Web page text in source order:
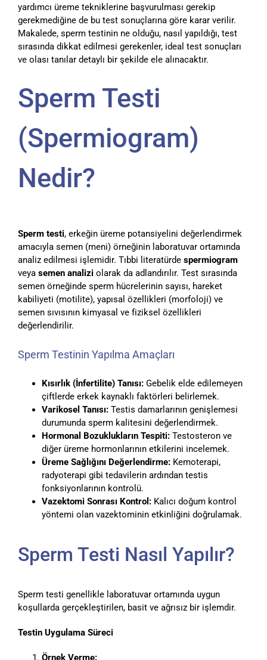
yardımcı üreme tekniklerine başvurulması gerekip
gerekmediğine de bu test sonuçlarına göre karar verilir.
Makalede, sperm testinin ne olduğu, nasıl yapıldığı, test
sırasında dikkat edilmesi gerekenler, ideal test sonuçları
ve olası tanılar detaylı bir şekilde ele alınacaktır.
Sperm Testi
(Spermiogram)
Nedir?
Sperm testi, erkeğin üreme potansiyelini değerlendirmek
amacıyla semen (meni) örneğinin laboratuvar ortamında
analiz edilmesi işlemidir. Tıbbi literatürde spermiogram
veya semen analizi olarak da adlandırılır. Test sırasında
semen örneğinde sperm hücrelerinin sayısı, hareket
kabiliyeti (motilite), yapısal özellikleri (morfoloji) ve
semen sıvısının kimyasal ve fiziksel özellikleri
değerlendirilir.
Sperm Testinin Yapılma Amaçları
Kısırlık (İnfertilite) Tanısı:Gebelik elde edilemeyen
çiftlerde erkek kaynaklı faktörleri belirlemek.
Varikosel Tanısı:Testis damarlarının genişlemesi
durumunda sperm kalitesini değerlendirmek.
Hormonal Bozuklukların Tespiti:Testosteron ve
diğer üreme hormonlarının etkilerini incelemek.
Üreme Sağlığını Değerlendirme:Kemoterapi,
radyoterapi gibi tedavilerin ardından testis
fonksiyonlarının kontrolü.
Vazektomi Sonrası Kontrol:Kalıcı doğum kontrol
yöntemi olan vazektominin etkinliğini doğrulamak.
Sperm Testi Nasıl Yapılır?
Sperm testi genellikle laboratuvar ortamında uygun
koşullarda gerçekleştirilen, basit ve ağrısız bir işlemdir.
Testin Uygulama Süreci
Örnek Verme: